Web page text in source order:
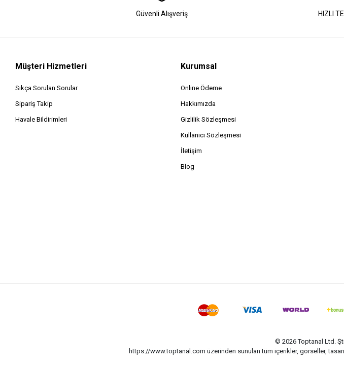
Güvenli Alışveriş HIZLI
Müşteri Hizmetleri
Sıkça Sorulan Sorular
Sipariş Takip
Havale Bildirimleri
Kurumsal
Online Ödeme
Hakkımızda
Gizlilik Sözleşmesi
Kullanıcı Sözleşmesi
İletişim
Blog
© 2026 Toptanal Ltd.
https://www.toptanal.com üzerinden sunulan tüm içerikler, görseller,